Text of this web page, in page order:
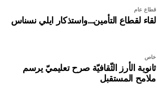
قطاع عام
لقاء لقطاع التأمين…واستذكار ايلي نسناس
خاص
ثانوية الأرز الثّقافيّة صرح تعليميّ يرسم
ملامح المستقبل